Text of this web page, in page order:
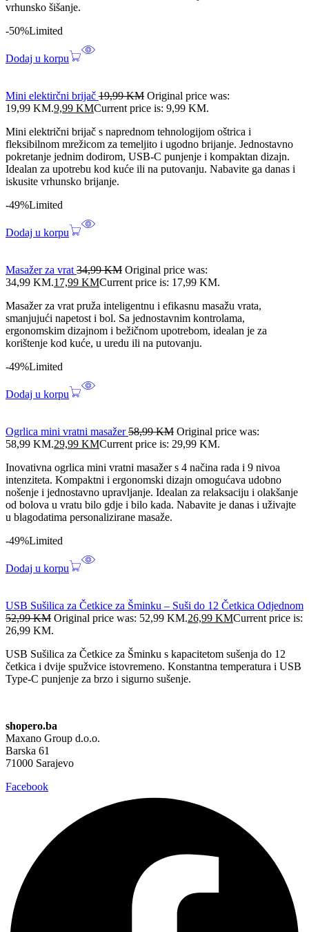
vrhunsko šišanje.
-50%Limited
Dodaj u korpu
Mini elektirčni brijač 19,99KM Original price was:
19,99 KM.9,99 KMCurrent price is: 9,99 KM.
Mini električni brijač s naprednom tehnologijom oštrica i
fleksibilnom mrežicom za temeljito i ugodno brijanje. Jednostavno
pokretanje jednim dodirom, USB-C punjenje i kompaktan dizajn.
Idealan za upotrebu kod kuće ili na putovanju. Nabavite ga danas i
iskusite vrhunsko brijanje.
-49%Limited
Dodaj u korpu
Masažer za vrat 34,99KM Original price was:
34,99 KM.17,99 KMCurrent price is: 17,99 KM.
Masažer za vrat pruža inteligentnu i efikasnu masažu vrata,
smanjujući napetost i bol. Sa jednostavnim kontrolama,
ergonomskim dizajnom i bežičnom upotrebom, idealan je za
korištenje kod kuće, u uredu ili na putovanju.
-49%Limited
Dodaj u korpu
Ogrlica mini vratni masažer58,99KM Original price was:
58,99 KM.29,99 KMCurrent price is: 29,99 KM.
Inovativna ogrlica mini vratni masažer s 4 načina rada i 9 nivoa
intenziteta. Kompaktni i ergonomski dizajn omogućava udobno
nošenje i jednostavno upravljanje. Idealan za relaksaciju i olakšanje
od bolova u vratu bilo gdje i bilo kada. Nabavite je danas i uživajte
u blagodatima personalizirane masaže.
-49%Limited
Dodaj u korpu
USB Sušilica za Četkice za Šminku – Suši do 12 Četkica Odjednom
52,99KM Original price was: 52,99 KM.26,99 KMCurrent price is:
26,99 KM.
USB Sušilica za Četkice za Šminku s kapacitetom sušenja do 12
četkica i dvije spužvice istovremeno. Konstantna temperatura i USB
Type-C punjenje za brzo i sigurno sušenje.
shopero.ba
Maxano Group d.o.o.
Barska 61
71000 Sarajevo
Facebook